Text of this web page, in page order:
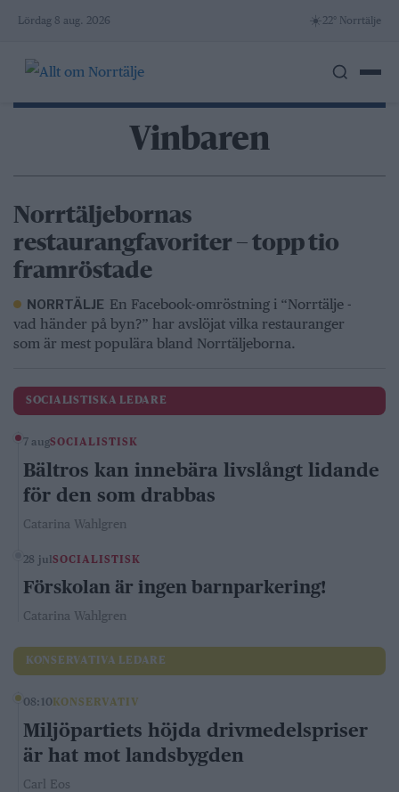
Skip
content
Lördag 8 aug. 2026 ☀️22° Norrtälje
Vinbaren
Norrtäljebornas
restaurangfavoriter – topp tio
framröstade
NORRTÄLJE En Facebook-omröstning i “Norrtälje -
vad händer på byn?” har avslöjat vilka restauranger
som är mest populära bland Norrtäljeborna.
SOCIALISTISKA LEDARE
7 augSOCIALISTISK
Bältros kan innebära livslångt lidande
för den som drabbas
Catarina Wahlgren
28 julSOCIALISTISK
Förskolan är ingen barnparkering!
Catarina Wahlgren
KONSERVATIVA LEDARE
08:10 KONSERVATIV
Miljöpartiets höjda drivmedelspriser
är hat mot landsbygden
Carl Eos